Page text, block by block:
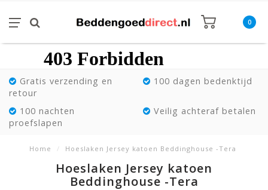
0
Gratis verzending en
retour
100 dagen bedenktijd
100 nachten
proefslapen
Veilig achteraf betalen
Home / Hoeslaken Jersey katoen Beddinghouse -Tera
Hoeslaken Jersey katoen
Beddinghouse -Tera